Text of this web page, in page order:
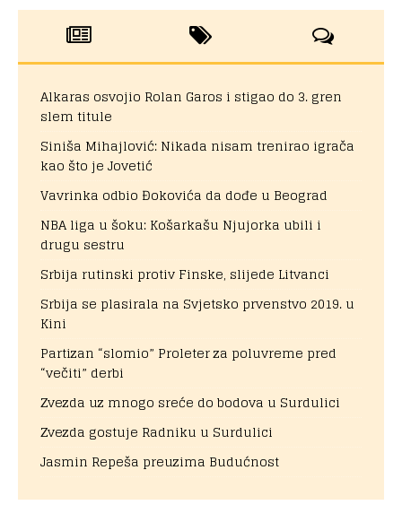
Alkaras osvojio Rolan Garos i stigao do 3. gren
slem titule
Siniša Mihajlović: Nikada nisam trenirao igrača
kao što je Jovetić
Vavrinka odbio Đokovića da dođe u Beograd
NBA liga u šoku: Košarkašu Njujorka ubili i
drugu sestru
Srbija rutinski protiv Finske, slijede Litvanci
Srbija se plasirala na Svjetsko prvenstvo 2019. u
Kini
Partizan “slomio” Proleter za poluvreme pred
“večiti” derbi
Zvezda uz mnogo sreće do bodova u Surdulici
Zvezda gostuje Radniku u Surdulici
Jasmin Repeša preuzima Budućnost